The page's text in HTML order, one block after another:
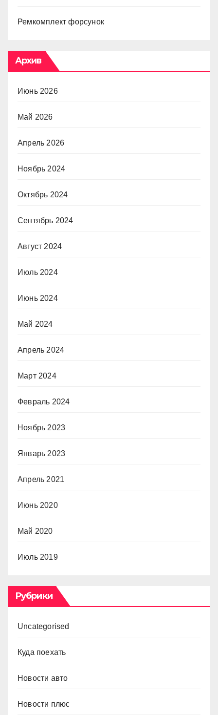
Ремкомплект форсунок
Архив
Июнь 2026
Май 2026
Апрель 2026
Ноябрь 2024
Октябрь 2024
Сентябрь 2024
Август 2024
Июль 2024
Июнь 2024
Май 2024
Апрель 2024
Март 2024
Февраль 2024
Ноябрь 2023
Январь 2023
Апрель 2021
Июнь 2020
Май 2020
Июль 2019
Рубрики
Uncategorised
Куда поехать
Новости авто
Новости плюс